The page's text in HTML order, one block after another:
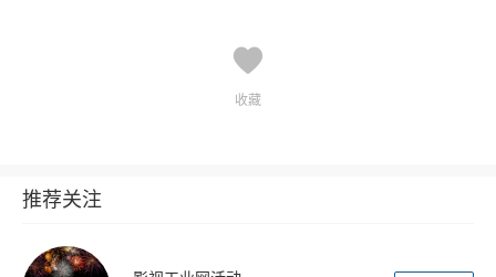
收藏
推荐关注